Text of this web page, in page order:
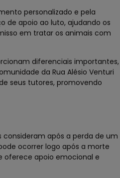
personalizado e pela
de apoio ao luto, ajudando os
em tratar os animais com
diferenciais importantes,
da Rua Alésio Venturi
seus tutores, promovendo
após a perda de um
ocorrer logo após a morte
oferece apoio emocional e